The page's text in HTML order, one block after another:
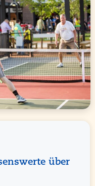
über